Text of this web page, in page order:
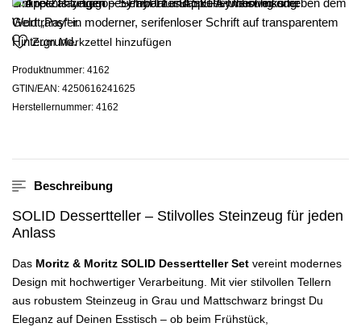
Zum Merkzettel hinzufügen
Produktnummer: 4162
GTIN/EAN: 4250616241625
Herstellernummer: 4162
Beschreibung
SOLID Dessertteller – Stilvolles Steinzeug für jeden
Anlass
Das Moritz & Moritz SOLID Dessertteller Set vereint modernes
Design mit hochwertiger Verarbeitung. Mit vier stilvollen Tellern
aus robustem Steinzeug in Grau und Mattschwarz bringst Du
Eleganz auf Deinen Esstisch – ob beim Frühstück,